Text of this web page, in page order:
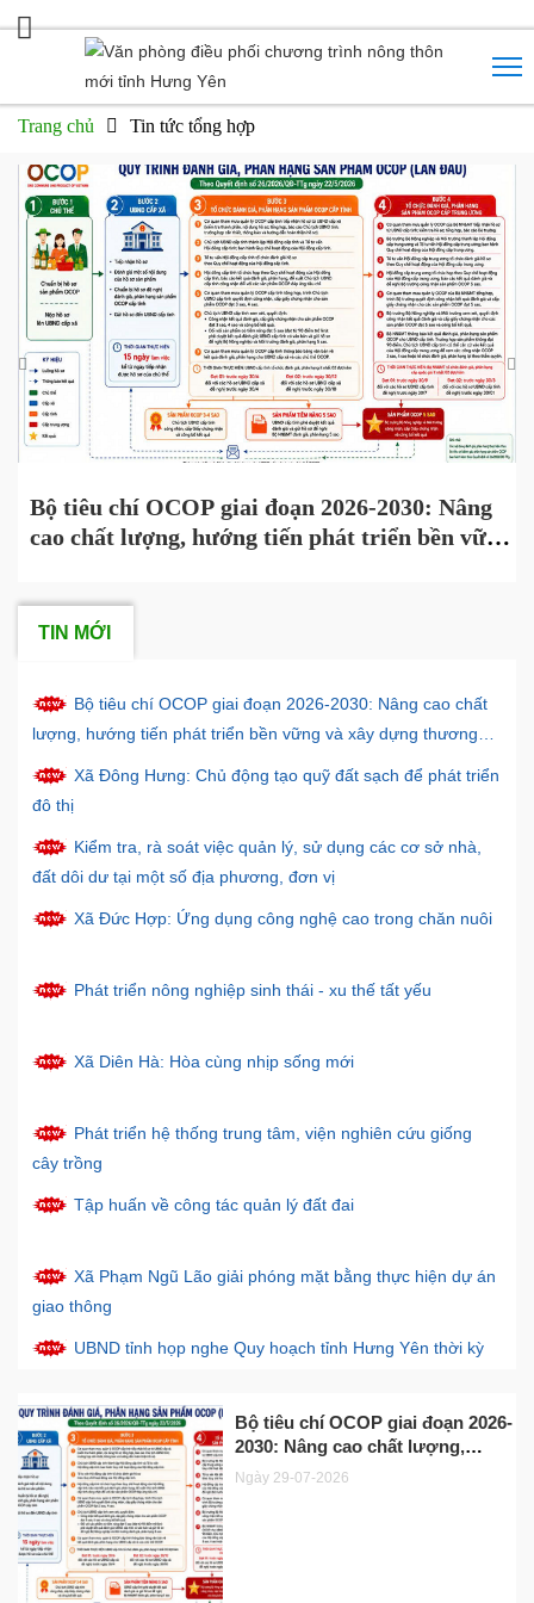
Trang chủ Tin tức tổng hợp
Bộ tiêu chí OCOP giai đoạn 2026-2030: Nâng
cao chất lượng, hướng tiến phát triển bền vững
TIN MỚI
Bộ tiêu chí OCOP giai đoạn 2026-2030: Nâng cao chất
lượng, hướng tiến phát triển bền vững và xây dựng thương
hiệu
Xã Đông Hưng: Chủ động tạo quỹ đất sạch để phát triển
đô thị
Kiểm tra, rà soát việc quản lý, sử dụng các cơ sở nhà,
đất dôi dư tại một số địa phương, đơn vị
Xã Đức Hợp: Ứng dụng công nghệ cao trong chăn nuôi
Phát triển nông nghiệp sinh thái - xu thế tất yếu
Xã Diên Hà: Hòa cùng nhịp sống mới
Phát triển hệ thống trung tâm, viện nghiên cứu giống
cây trồng
Tập huấn về công tác quản lý đất đai
Xã Phạm Ngũ Lão giải phóng mặt bằng thực hiện dự án
giao thông
UBND tỉnh họp nghe Quy hoạch tỉnh Hưng Yên thời kỳ
Hội Nông dân xã Đoàn Đào đồng hành cùng hội viên
phát triển kinh tế
Niềm vui chung của người dân về tuyến đường mới
Đẩy nhanh tiến độ thi công các công trình đê điều, thủy
lợi
Bộ tiêu chí OCOP giai đoạn 2026-
2030: Nâng cao chất lượng,
hướng tiến phát triển bền vững
Ngày 29-07-2026